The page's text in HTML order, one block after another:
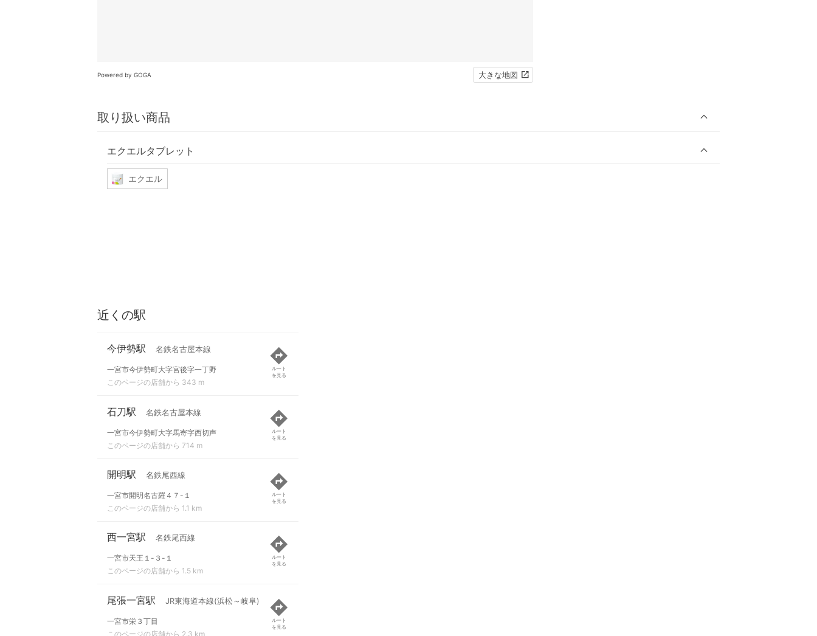
Powered by GOGA 大きな地図
取り扱い商品
エクエルタブレット
エクエル
近くの駅
今伊勢駅 名鉄名古屋本線
一宮市今伊勢町大字宮後字一丁野
このページの店舗から 343 m
ルート
を見る
石刀駅 名鉄名古屋本線
一宮市今伊勢町大字馬寄字西切声
このページの店舗から 714 m
ルート
を見る
開明駅 名鉄尾西線
一宮市開明名古羅４７-１
このページの店舗から 1.1 km
ルート
を見る
西一宮駅 名鉄尾西線
一宮市天王１-３-１
このページの店舗から 1.5 km
ルート
を見る
尾張一宮駅 JR東海道本線(浜松～岐阜)
一宮市栄３丁目
このページの店舗から 2.3 km
ルート
を見る